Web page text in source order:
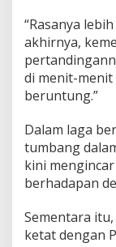
“Rasanya
akhirnya,
di menit-menit
beruntung.”
Dalam laga
tumbang
kini
berhadapan
Sementara
ketat dengan